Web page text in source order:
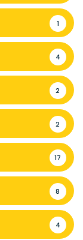
1
4
2
2
17
8
4